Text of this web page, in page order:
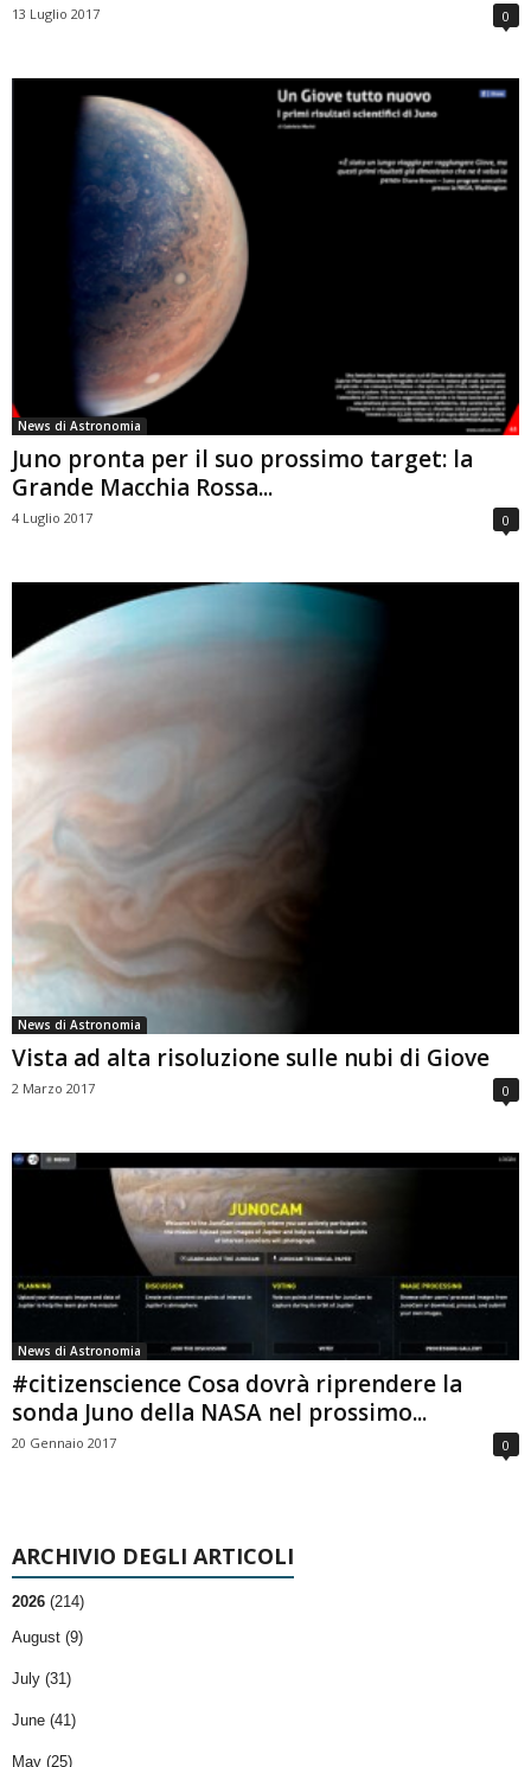
13 Luglio 2017 0
News di Astronomia
Juno pronta per il suo prossimo target: la
Grande Macchia Rossa...
4 Luglio 2017 0
News di Astronomia
Vista ad alta risoluzione sulle nubi di Giove
2 Marzo 2017 0
News di Astronomia
#citizenscience Cosa dovrà riprendere la
sonda Juno della NASA nel prossimo...
20 Gennaio 2017 0
ARCHIVIO DEGLI ARTICOLI
2026 (214)
August (9)
July (31)
June (41)
May (25)